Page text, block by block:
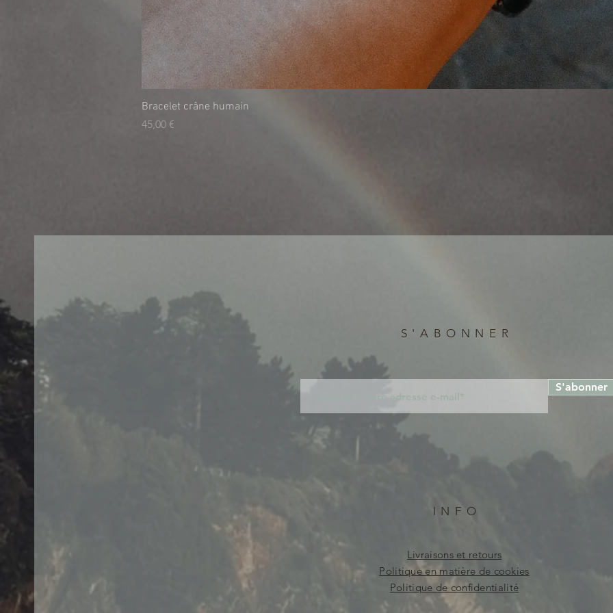
Bracelet crâne humain
Prix
45,00 €
S'ABONNER
S'abonner
INFO
Livraisons et retours
Politique en matière de cookies
Politique de confidentialité